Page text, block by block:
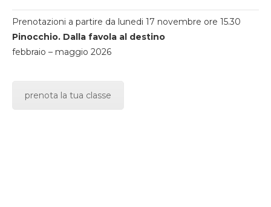
Prenotazioni a partire da lunedi 17 novembre ore 15.30
Pinocchio. Dalla favola al destino
febbraio – maggio 2026
prenota la tua classe